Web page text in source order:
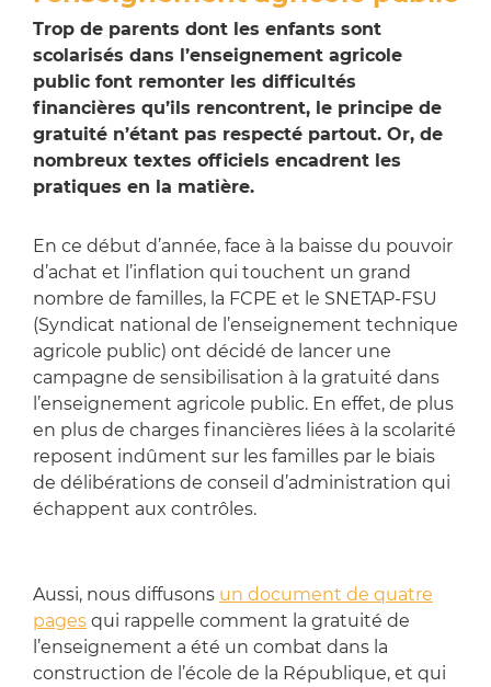
Trop de parents dont les enfants sont
scolarisés dans l’enseignement agricole
public font remonter les difficultés
financières qu’ils rencontrent, le principe de
gratuité n’étant pas respecté partout. Or, de
nombreux textes officiels encadrent les
pratiques en la matière.
En ce début d’année, face à la baisse du pouvoir
d’achat et l’inflation qui touchent un grand
nombre de familles, la FCPE et le SNETAP-FSU
(Syndicat national de l’enseignement technique
agricole public) ont décidé de lancer une
campagne de sensibilisation à la gratuité dans
l’enseignement agricole public. En effet, de plus
en plus de charges financières liées à la scolarité
reposent indûment sur les familles par le biais
de délibérations de conseil d’administration qui
échappent aux contrôles.
Aussi, nous diffusons un document de quatre
pages qui rappelle comment la gratuité de
l’enseignement a été un combat dans la
construction de l’école de la République, et qui